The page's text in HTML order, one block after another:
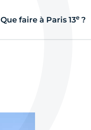
Que faire à Paris 13e ?